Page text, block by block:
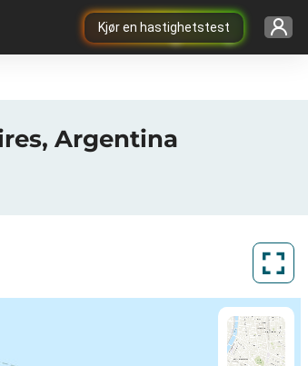
Kjør en hastighetstest
Argentina